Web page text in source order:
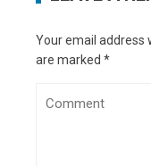
Your email address
are marked *